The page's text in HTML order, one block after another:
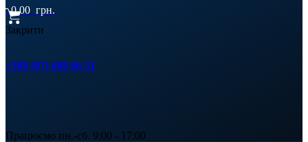
0,00 грн.
Закрити
+380 (97) 688 66 31
Працюємо пн.-сб. 9:00 - 17:00